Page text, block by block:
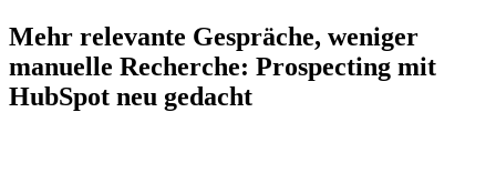
Mehr relevante Gespräche, weniger
manuelle Recherche: Prospecting mit
HubSpot neu gedacht